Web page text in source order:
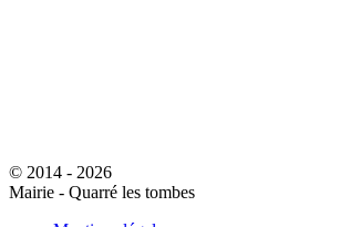
© 2014 - 2026
Mairie - Quarré les tombes